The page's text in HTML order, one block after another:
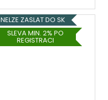
NELZE ZASLAT DO SK
SLEVA MIN. 2% PO
REGISTRACI